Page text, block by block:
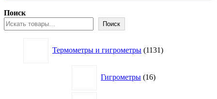
Поиск
Поиск
Термометры и гигрометры 1131товар
Гигрометры 16товаров